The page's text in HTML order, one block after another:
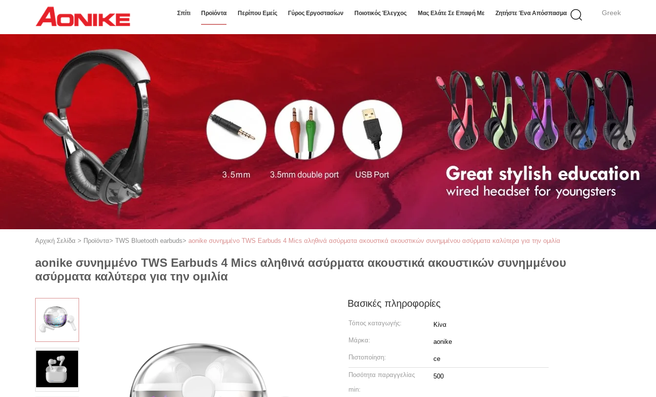
Greek
Σπίτι Προϊόντα Περίπου Εμείς Γύρος Εργοστασίων Ποιοτικός Έλεγχος Μας Ελάτε Σε Επαφή Με Ζητήστε Ένα Απόσπασμα
Αρχική Σελίδα > Προϊόντα> TWS Bluetooth earbuds> aonike συνημμένο TWS Earbuds 4 Mics αληθινά ασύρματα ακουστικά ακουστικών συνημμένου ασύρματα καλύτερα για την ομιλία
aonike συνημμένο TWS Earbuds 4 Mics αληθινά ασύρματα ακουστικά ακουστικών συνημμένου
ασύρματα καλύτερα για την ομιλία
Βασικές πληροφορίες
Τόπος καταγωγής: Κίνα
Μάρκα: aonike
Πιστοποίηση: ce
Ποσότητα παραγγελίας
min:
500